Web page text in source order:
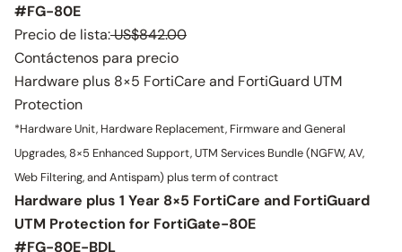
#FG-80E
Precio de lista:US$842.00
Contáctenos para precio
Hardware plus 8×5 FortiCare and FortiGuard UTM
Protection
*Hardware Unit, Hardware Replacement, Firmware and General
Upgrades, 8×5 Enhanced Support, UTM Services Bundle (NGFW, AV,
Web Filtering, and Antispam) plus term of contract
Hardware plus 1 Year 8×5 FortiCare and FortiGuard
UTM Protection for FortiGate-80E
#FG-80E-BDL